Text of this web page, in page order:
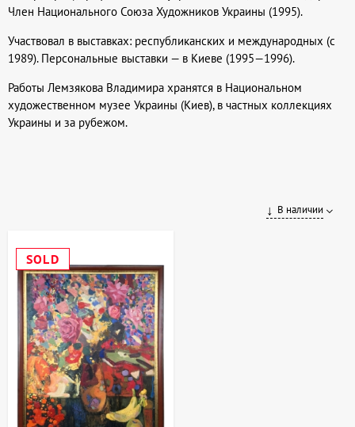
Член Национального Союза Художников Украины (1995).
Участвовал в выставках: республиканских и международных (с
1989). Персональные выставки — в Киеве (1995—1996).
Работы Лемзякова Владимира хранятся в Национальном
художественном музее Украины (Киев), в частных коллекциях
Украины и за рубежом.
В наличии
SOLD